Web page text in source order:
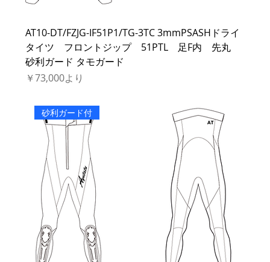
AT10-DT/FZJG-IF51P1/TG-3TC 3mmPSASHドライ
タイツ フロントジップ 51PTL 足F内 先丸
砂利ガード タモガード
￥73,000より
セール価格
砂利ガード付